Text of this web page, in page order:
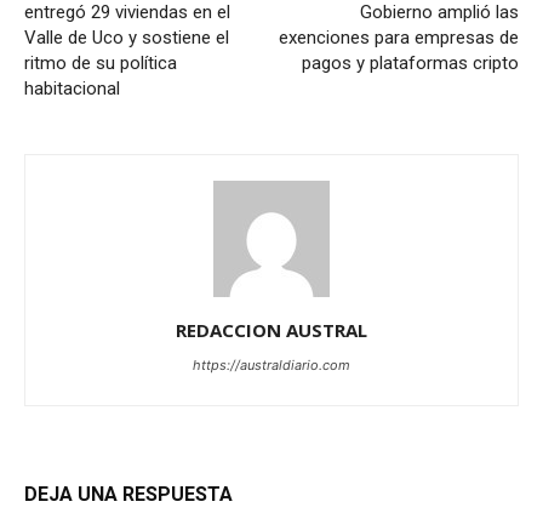
entregó 29 viviendas en el
Valle de Uco y sostiene el
ritmo de su política
habitacional
Gobierno amplió las
exenciones para empresas de
pagos y plataformas cripto
REDACCION AUSTRAL
https://australdiario.com
DEJA UNA RESPUESTA